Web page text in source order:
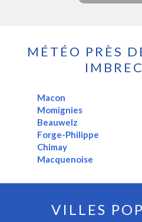
MÉTÉO PRÈS
Macon
Momignies
Beauwelz
Forge-Philippe
Chimay
Macquenoise
VILLES